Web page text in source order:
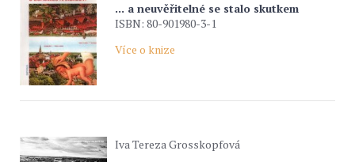
... a neuvěřitelné se stalo skutkem
ISBN: 80-901980-3-1
Více o knize
Iva Tereza Grosskopfová